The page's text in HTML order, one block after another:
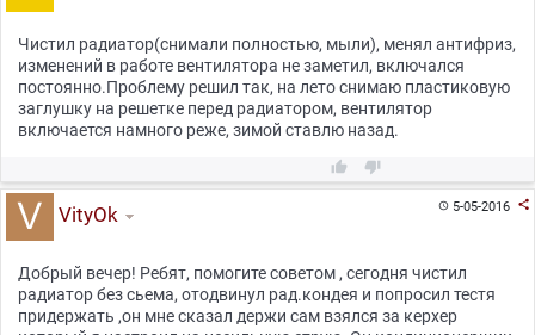
Чистил радиатор(снимали полностью, мыли), менял антифриз,
изменений в работе вентилятора не заметил, включался
постоянно.Проблему решил так, на лето снимаю пластиковую
заглушку на решетке перед радиатором, вентилятор
включается намного реже, зимой ставлю назад.
 
5-05-2016 
VityOk
Добрый вечер! Ребят, помогите советом , сегодня чистил
радиатор без сьема, отодвинул рад.кондея и попросил тестя
придержать ,он мне сказал держи сам взялся за керхер